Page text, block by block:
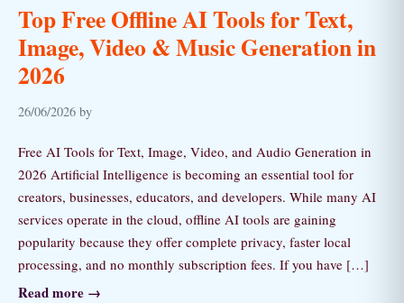
Top Free Offline AI Tools for Text,
Image, Video & Music Generation in
2026
26/06/2026 by
Free AI Tools for Text, Image, Video, and Audio Generation in
2026 Artificial Intelligence is becoming an essential tool for
creators, businesses, educators, and developers. While many AI
services operate in the cloud, offline AI tools are gaining
popularity because they offer complete privacy, faster local
processing, and no monthly subscription fees. If you have […]
Read more →